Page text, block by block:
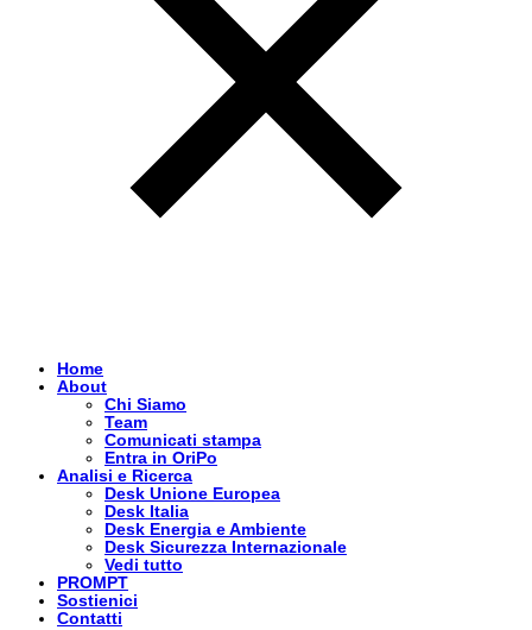
Home
About
Chi Siamo
Team
Comunicati stampa
Entra in OriPo
Analisi e Ricerca
Desk Unione Europea
Desk Italia
Desk Energia e Ambiente
Desk Sicurezza Internazionale
Vedi tutto
PROMPT
Sostienici
Contatti